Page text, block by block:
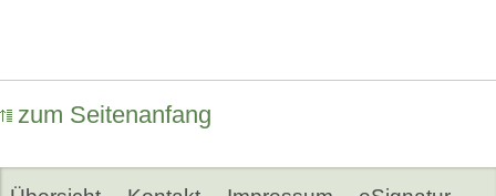
zum Seitenanfang